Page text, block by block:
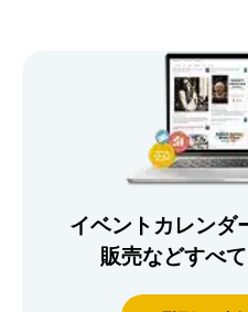
イベントカレンダ
販売などすべ